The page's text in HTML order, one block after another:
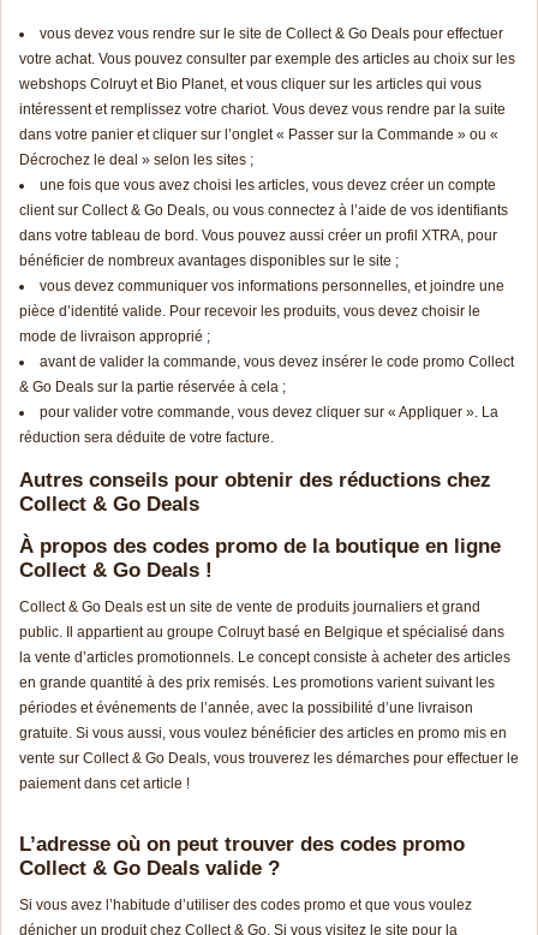
vous devez vous rendre sur le site de Collect & Go Deals pour effectuer
votre achat. Vous pouvez consulter par exemple des articles au choix sur les
webshops Colruyt et Bio Planet, et vous cliquer sur les articles qui vous
intéressent et remplissez votre chariot. Vous devez vous rendre par la suite
dans votre panier et cliquer sur l’onglet « Passer sur la Commande » ou «
Décrochez le deal » selon les sites ;
une fois que vous avez choisi les articles, vous devez créer un compte
client sur Collect & Go Deals, ou vous connectez à l’aide de vos identifiants
dans votre tableau de bord. Vous pouvez aussi créer un profil XTRA, pour
bénéficier de nombreux avantages disponibles sur le site ;
vous devez communiquer vos informations personnelles, et joindre une
pièce d’identité valide. Pour recevoir les produits, vous devez choisir le
mode de livraison approprié ;
avant de valider la commande, vous devez insérer le code promo Collect
& Go Deals sur la partie réservée à cela ;
pour valider votre commande, vous devez cliquer sur « Appliquer ». La
réduction sera déduite de votre facture.
Autres conseils pour obtenir des réductions chez
Collect & Go Deals
À propos des codes promo de la boutique en ligne
Collect & Go Deals !
Collect & Go Deals est un site de vente de produits journaliers et grand
public. Il appartient au groupe Colruyt basé en Belgique et spécialisé dans
la vente d’articles promotionnels. Le concept consiste à acheter des articles
en grande quantité à des prix remisés. Les promotions varient suivant les
périodes et événements de l’année, avec la possibilité d’une livraison
gratuite. Si vous aussi, vous voulez bénéficier des articles en promo mis en
vente sur Collect & Go Deals, vous trouverez les démarches pour effectuer le
paiement dans cet article !
L’adresse où on peut trouver des codes promo
Collect & Go Deals valide ?
Si vous avez l’habitude d’utiliser des codes promo et que vous voulez
dénicher un produit chez Collect & Go. Si vous visitez le site pour la